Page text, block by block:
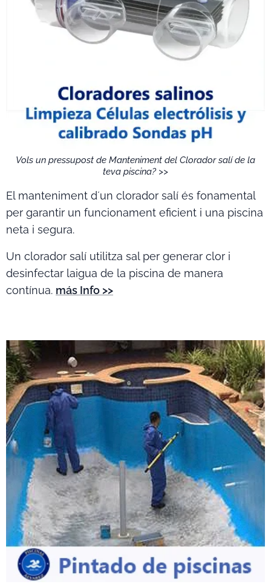
Vols un pressupost de Manteniment del Clorador salí de la
teva piscina? >>
El manteniment d´un clorador salí és fonamental
per garantir un funcionament eficient i una piscina
neta i segura.
Un clorador salí utilitza sal per generar clor i
desinfectar laigua de la piscina de manera
contínua. más Info >>